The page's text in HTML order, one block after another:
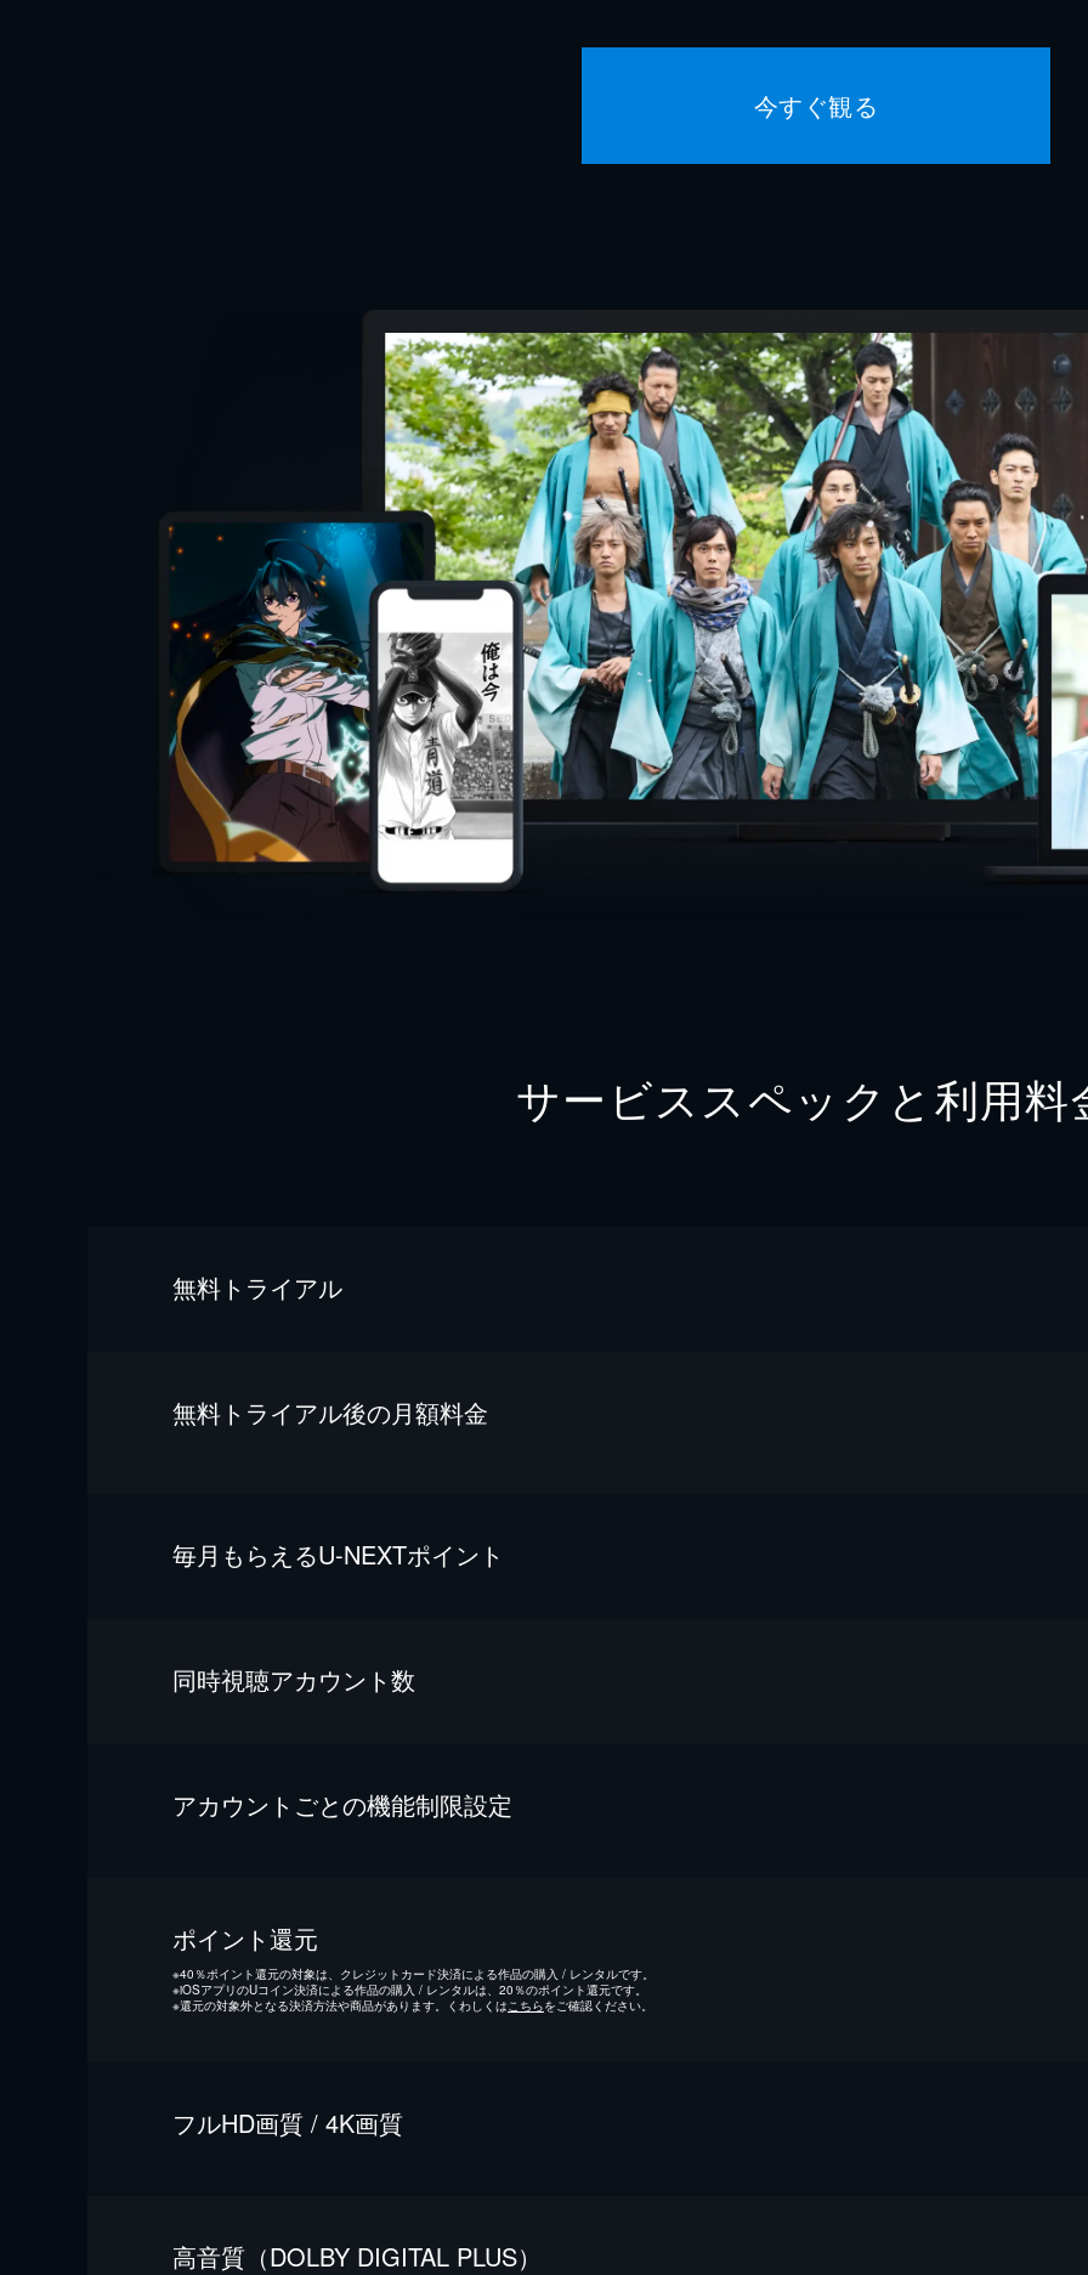
今すぐ観る
サービススペックと利用料
無料トライアル
無料トライアル後の⽉額料金
毎⽉もらえるU-NEXTポイント
同時視聴アカウント数
アカウントごとの機能制限設定
ポイント還元
※40％ポイント還元の対象は、クレジットカード決済による作品の購入 / レンタルです。
※iOSアプリのUコイン決済による作品の購入 / レンタルは、20％のポイント還元です。
※還元の対象外となる決済方法や商品があります。くわしくは こちらをご確認ください。
フルHD画質 / 4K画質
⾼⾳質（DOLBY DIGITAL PLUS）